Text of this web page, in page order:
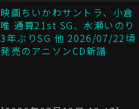
映画ちいかわサントラ、小倉
唯 通算21st SG、水瀬いのり
3年ぶりSG 他 2026/07/22頃
発売のアニソンCD新譜